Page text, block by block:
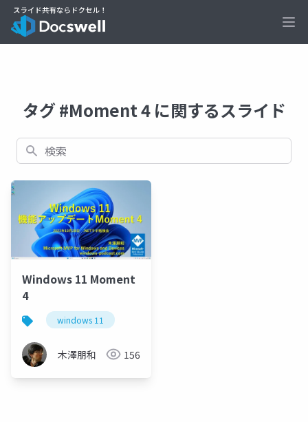
タグ #Moment 4 に関するスライド
検索
Windows 11 Moment
4
windows 11
木澤朋和 156